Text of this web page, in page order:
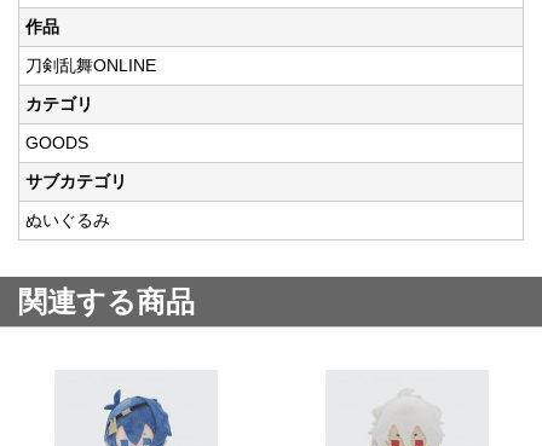
作品
刀剣乱舞ONLINE
カテゴリ
GOODS
サブカテゴリ
ぬいぐるみ
関連する商品